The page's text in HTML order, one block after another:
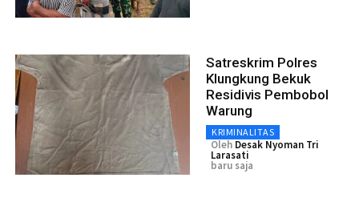
Satreskrim Polres
Klungkung Bekuk
Residivis Pembobol
Warung
KRIMINALITAS
Oleh Desak Nyoman Tri
Larasati
baru saja